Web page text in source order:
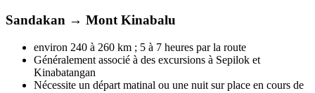
Sandakan → Mont Kinabalu
environ 240 à 260 km ; 5 à 7 heures par la route
Généralement associé à des excursions à Sepilok et
Kinabatangan
Nécessite un départ matinal ou une nuit sur place en cours de